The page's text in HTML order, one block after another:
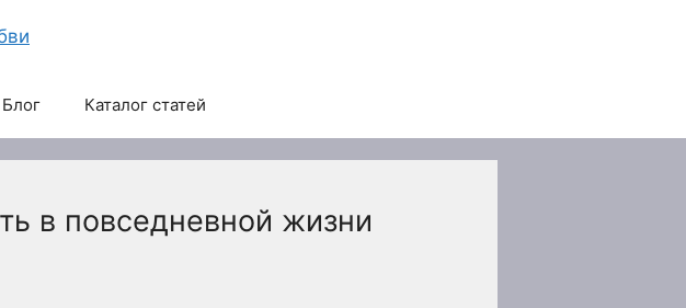
Блог Каталог статей
в повседневной жизни